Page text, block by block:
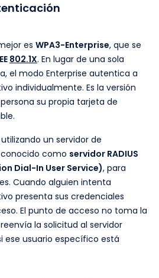
es WPA3-Enterprise, que se
802.1X. En lugar de una sola
el modo Enterprise autentica a
individualmente. Es la versión
su propia tarjeta de
un servidor de
como servidor RADIUS
Dial-In User Service), para
Cuando alguien intenta
presenta sus credenciales
El punto de acceso no toma la
la solicitud al servidor
ese usuario específico está